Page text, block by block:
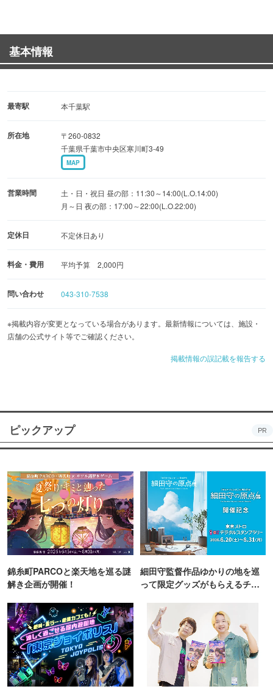
調理致します。
【おすすめメニュー】
2．カレー味もある！？・・・大阪風お好み焼き
関西食堂こだわりの焼き立てアツアツを是非お召し上がり
基本情報
最寄駅 本千葉駅
所在地
〒260-0832
千葉県千葉市中央区寒川町3-49
MAP
営業時間
土・日・祝日 昼の部：11:30～14:00(L.O.14:00)
月～日 夜の部：17:00～22:00(L.O.22:00)
定休日 不定休日あり
料金・費用 平均予算 2,000円
問い合わせ 043-310-7538
※掲載内容が変更となっている場合があります。最新情報については、施設・
店舗の公式サイト等でご確認ください。
掲載情報の誤記載を報告する
ピックアップ PR
錦糸町PARCOと楽天地を巡る謎
解き企画が開催！
細田守監督作品ゆかりの地を巡
って限定グッズがもらえるチャ